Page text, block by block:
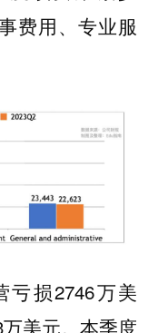
费用、专业服
损2746万美
美元。本季度